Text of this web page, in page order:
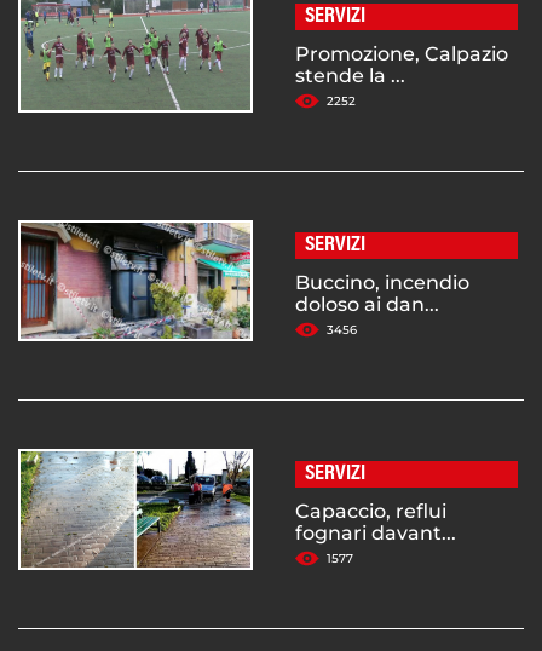
SERVIZI
Promozione, Calpazio
stende la ...
2252
SERVIZI
Buccino, incendio
doloso ai dan...
3456
SERVIZI
Capaccio, reflui
fognari davant...
1577